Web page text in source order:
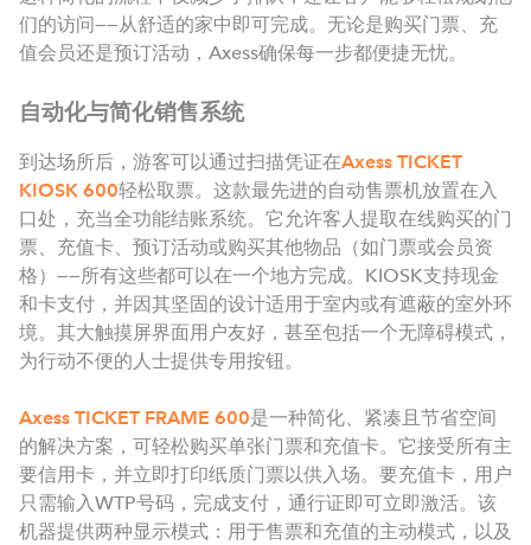
们的访问——从舒适的家中即可完成。无论是购买门票、充
值会员还是预订活动，Axess确保每一步都便捷无忧。
自动化与简化销售系统
到达场所后，游客可以通过扫描凭证在Axess TICKET
KIOSK 600轻松取票。这款最先进的自动售票机放置在入
口处，充当全功能结账系统。它允许客人提取在线购买的门
票、充值卡、预订活动或购买其他物品（如门票或会员资
格）——所有这些都可以在一个地方完成。KIOSK支持现金
和卡支付，并因其坚固的设计适用于室内或有遮蔽的室外环
境。其大触摸屏界面用户友好，甚至包括一个无障碍模式，
为行动不便的人士提供专用按钮。
Axess TICKET FRAME 600是一种简化、紧凑且节省空间
的解决方案，可轻松购买单张门票和充值卡。它接受所有主
要信用卡，并立即打印纸质门票以供入场。要充值卡，用户
只需输入WTP号码，完成支付，通行证即可立即激活。该
机器提供两种显示模式：用于售票和充值的主动模式，以及